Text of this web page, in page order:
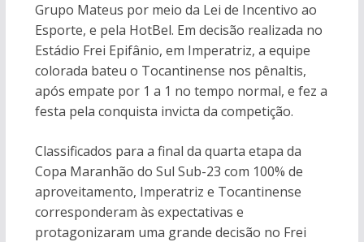
Grupo Mateus por meio da Lei de Incentivo ao
Esporte, e pela HotBel. Em decisão realizada no
Estádio Frei Epifânio, em Imperatriz, a equipe
colorada bateu o Tocantinense nos pênaltis,
após empate por 1 a 1 no tempo normal, e fez a
festa pela conquista invicta da competição.
Classificados para a final da quarta etapa da
Copa Maranhão do Sul Sub-23 com 100% de
aproveitamento, Imperatriz e Tocantinense
corresponderam às expectativas e
protagonizaram uma grande decisão no Frei